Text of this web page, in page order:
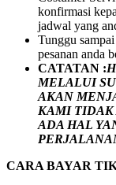
konfirmasi
jadwal yang
Tunggu
pesanan anda
CATATAN :
MELALUI
AKAN
KAMI
ADA HAL
CARA BAYAR